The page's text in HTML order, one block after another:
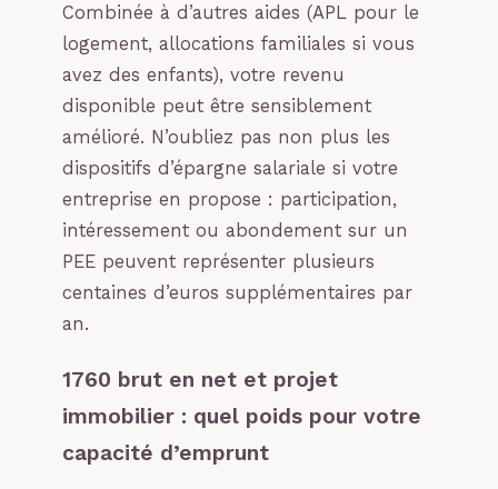
Combinée à d’autres aides (APL pour le
logement, allocations familiales si vous
avez des enfants), votre revenu
disponible peut être sensiblement
amélioré. N’oubliez pas non plus les
dispositifs d’épargne salariale si votre
entreprise en propose : participation,
intéressement ou abondement sur un
PEE peuvent représenter plusieurs
centaines d’euros supplémentaires par
an.
1760 brut en net et projet
immobilier : quel poids pour votre
capacité d’emprunt